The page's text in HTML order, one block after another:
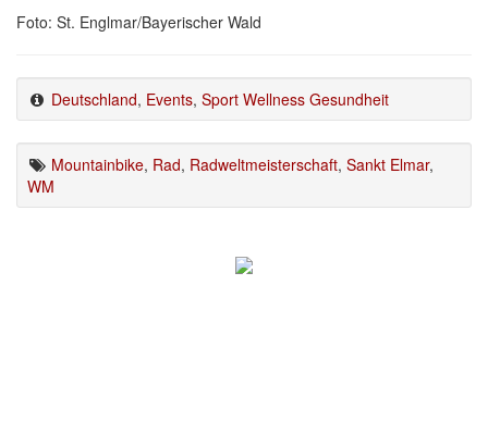
Foto: St. Englmar/Bayerischer Wald
Deutschland, Events, Sport Wellness Gesundheit
Mountainbike, Rad, Radweltmeisterschaft, Sankt Elmar,
WM